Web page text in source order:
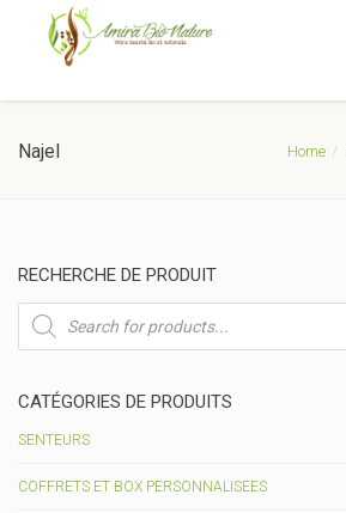
Najel Home
RECHERCHE DE PRODUIT
Recherche
de
produits
CATÉGORIES DE PRODUITS
SENTEURS
COFFRETS ET BOX PERSONNALISEES